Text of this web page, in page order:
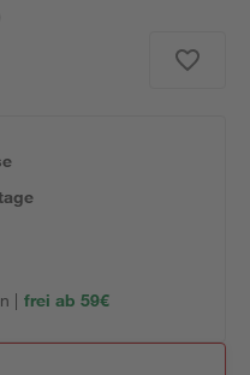
| frei ab 59€